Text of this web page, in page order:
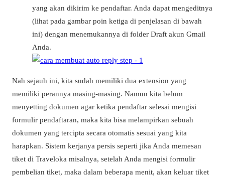
yang akan dikirim ke pendaftar. Anda dapat mengeditnya
(lihat pada gambar poin ketiga di penjelasan di bawah
ini) dengan menemukannya di folder Draft akun Gmail
Anda.
Nah sejauh ini, kita sudah memiliki dua extension yang
memiliki perannya masing-masing. Namun kita belum
menyetting dokumen agar ketika pendaftar selesai mengisi
formulir pendaftaran, maka kita bisa melampirkan sebuah
dokumen yang tercipta secara otomatis sesuai yang kita
harapkan. Sistem kerjanya persis seperti jika Anda memesan
tiket di Traveloka misalnya, setelah Anda mengisi formulir
pembelian tiket, maka dalam beberapa menit, akan keluar tiket